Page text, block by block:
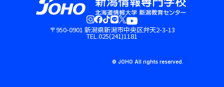
〒950-0901 新潟県新潟市中央区弁天2-3-13
TEL.025(241)1181
© JOHO All rights reserved.